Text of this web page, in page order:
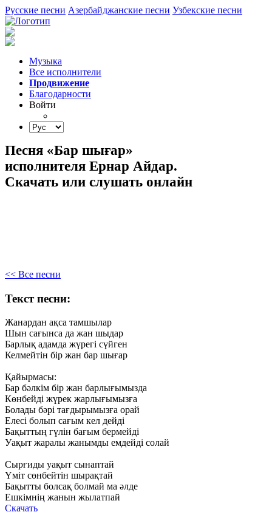
Русские песни Азербайджанские песни Узбекские песни
Музыка
Все исполнители
Продвижение
Благодарности
Войти
Песня «Бар шығар»
исполнителя Ернар Айдар.
Скачать или слушать онлайн
<< Все песни
Текст песни:
Жанардан ақса тамшылар
Шын сағынса да жан шыдар
Барлық адамда жүрегі сүйген
Келмейтін бір жан бар шығар
Қайырмасы:
Бар бәлкім бір жан барлығымызда
Көнбейді жүрек жарлығымызға
Болады бәрі тағдырымызға орай
Елесі болып сағым кел дейді
Бақыттың гүлін бағым бермейді
Уақыт жаралы жанымды емдейді солай
Сырғиды уақыт сынаптай
Үміт сөнбейтін шырақтай
Бақытты болсақ болмай ма әлде
Ешкімнің жанын жылатпай
Скачать